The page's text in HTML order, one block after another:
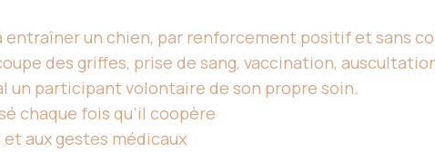
un chien, par renforcement positif et sans
des griffes, prise de sang, vaccination,
un participant volontaire de son propre soin.
chaque fois qu’il coopère
aux gestes médicaux